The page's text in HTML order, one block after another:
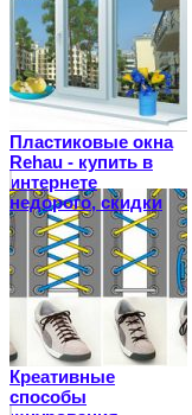
Пластиковые окна
Rehau - купить в
интернете
недорого, скидки
Креативные
способы